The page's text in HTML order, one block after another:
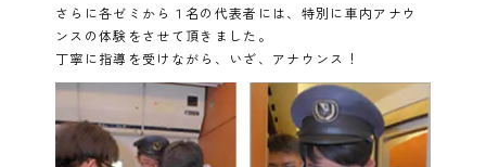
さらに各ゼミから１名の代表者には、特別に車内アナウ
ンスの体験をさせて頂きました。
丁寧に指導を受けながら、いざ、アナウンス！